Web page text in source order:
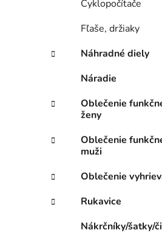
Cyklopočítače
Fľaše, držiaky
Náhradné diely
Náradie
Oblečenie
ženy
Oblečenie
muži
Oblečenie
Rukavice
Nákrčníky/šatky/